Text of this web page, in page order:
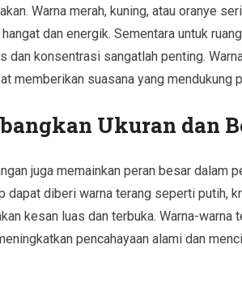
Warna merah, kuning, atau oranye
dan energik. Sementara untuk
dan konsentrasi sangatlah penting.
memberikan suasana yang mendukung
Ukuran dan
juga memainkan peran besar dalam
dapat diberi warna terang seperti putih,
kesan luas dan terbuka. Warna-warna
pencahayaan alami dan